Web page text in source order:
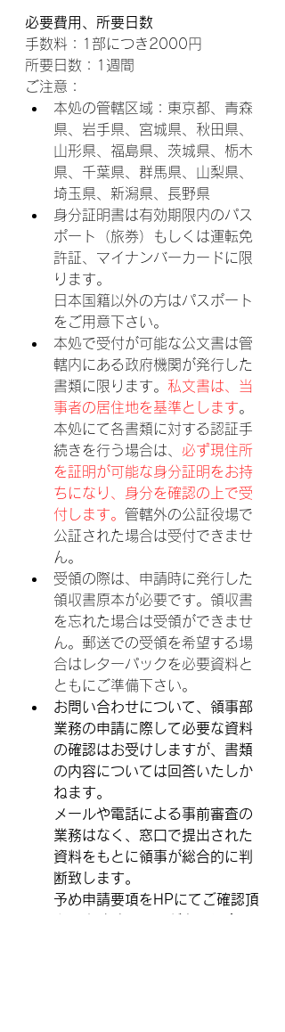
必要費用、所要日数
手数料：1部につき2000円
所要日数：1週間
ご注意：
本処の管轄区域：東京都、青森
県、岩手県、宮城県、秋田県、
山形県、福島県、茨城県、栃木
県、千葉県、群馬県、山梨県、
埼玉県、新潟県、長野県
身分証明書は有効期限内のパス
ポート（旅券）もしくは運転免
許証、マイナンバーカードに限
ります。
日本国籍以外の方はパスポート
をご用意下さい。
本処で受付が可能な公文書は管
轄内にある政府機関が発行した
書類に限ります。 私文書は、当
事者の居住地を基準とします。
本処にて各書類に対する認証手
続きを行う場合は、 必ず現住所
を証明が可能な身分証明をお持
ちになり、身分を確認の上で受
付します。 管轄外の公証役場で
公証された場合は受付できませ
ん。
受領の際は、申請時に発行した
領収書原本が必要です。領収書
を忘れた場合は受領ができませ
ん。郵送での受領を希望する場
合はレターパックを必要資料と
ともにご準備下さい。
お問い合わせについて、領事部
業務の申請に際して必要な資料
の確認はお受けしますが、書類
の内容については回答いたしか
ねます。
メールや電話による事前審査の
業務はなく、窓口で提出された
資料をもとに領事が総合的に判
断致します。
予め申請要項をHPにてご確認頂